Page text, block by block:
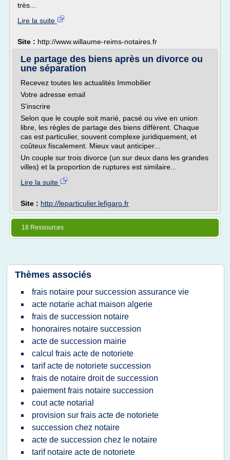
très...
Lire la suite
Site : http://www.willaume-reims-notaires.fr
Le partage des biens après un divorce ou
une séparation
Recevez toutes les actualités Immobilier
Votre adresse email
S'inscrire
Selon que le couple soit marié, pacsé ou vive en union
libre, les règles de partage des biens diffèrent. Chaque
cas est particulier, souvent complexe juridiquement, et
coûteux fiscalement. Mieux vaut anticiper...
Un couple sur trois divorce (un sur deux dans les grandes
villes) et la proportion de ruptures est similaire...
Lire la suite
Site : http://leparticulier.lefigaro.fr
18 Ressources
Thèmes associés
frais notaire pour succession assurance vie
acte notarie achat maison algerie
frais de succession notaire
honoraires notaire succession
acte de succession mairie
calcul frais acte de notoriete
tarif acte de notoriete succession
frais de notaire droit de succession
paiement frais notaire succession
cout acte notarial
provision sur frais acte de notoriete
succession chez notaire
acte de succession chez le notaire
tarif notaire acte de notoriete